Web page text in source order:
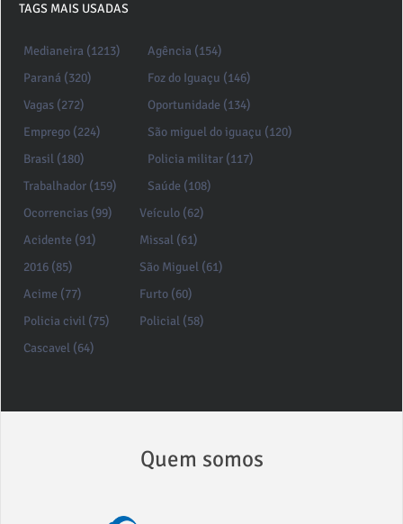
TAGS MAIS USADAS
Medianeira (1213)
Paraná (320)
Vagas (272)
Emprego (224)
Brasil (180)
Trabalhador (159)
Agência (154)
Foz do Iguaçu (146)
Oportunidade (134)
São miguel do iguaçu (120)
Policia militar (117)
Saúde (108)
Ocorrencias (99)
Acidente (91)
2016 (85)
Acime (77)
Policia civil (75)
Cascavel (64)
Veículo (62)
Missal (61)
São Miguel (61)
Furto (60)
Policial (58)
Quem somos